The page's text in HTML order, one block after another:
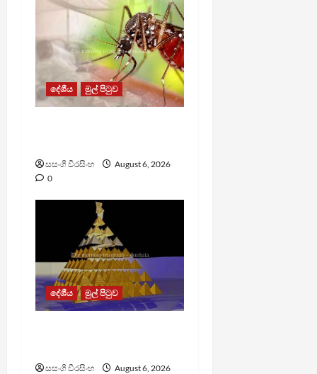
දේශීය මුල් පිටුව
සසංගි වීරසිංහ
August 6, 2026
0
දේශීය මුල් පිටුව
සසංගි වීරසිංහ
August 6, 2026